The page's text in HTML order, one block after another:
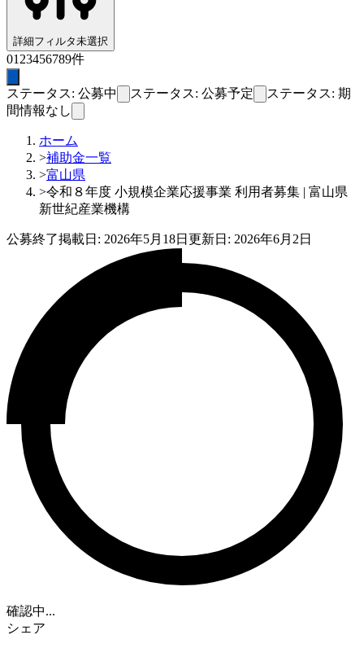
詳細フィルタ未選択
01 23456789件
ステータス: 公募中 ステータス: 公募予定
ステータス: 期
間情報なし
ホーム
>補助金一覧
>富山県
>令和８年度 小規模企業応援事業 利用者募集 | 富山県
新世紀産業機構
公募終了掲載日: 2026年5月18日 更新日: 2026年6月2日
確認中...
シェア